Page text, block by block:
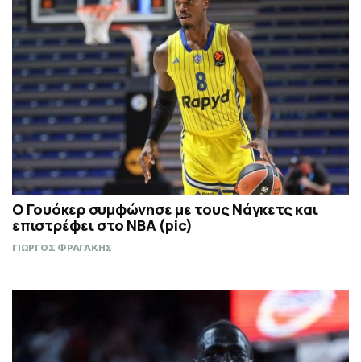
Ο Γουόκερ συμφώνησε με τους Νάγκετς και
επιστρέφει στο NBA (pic)
ΓΙΩΡΓΟΣ ΦΡΑΓΑΚΗΣ